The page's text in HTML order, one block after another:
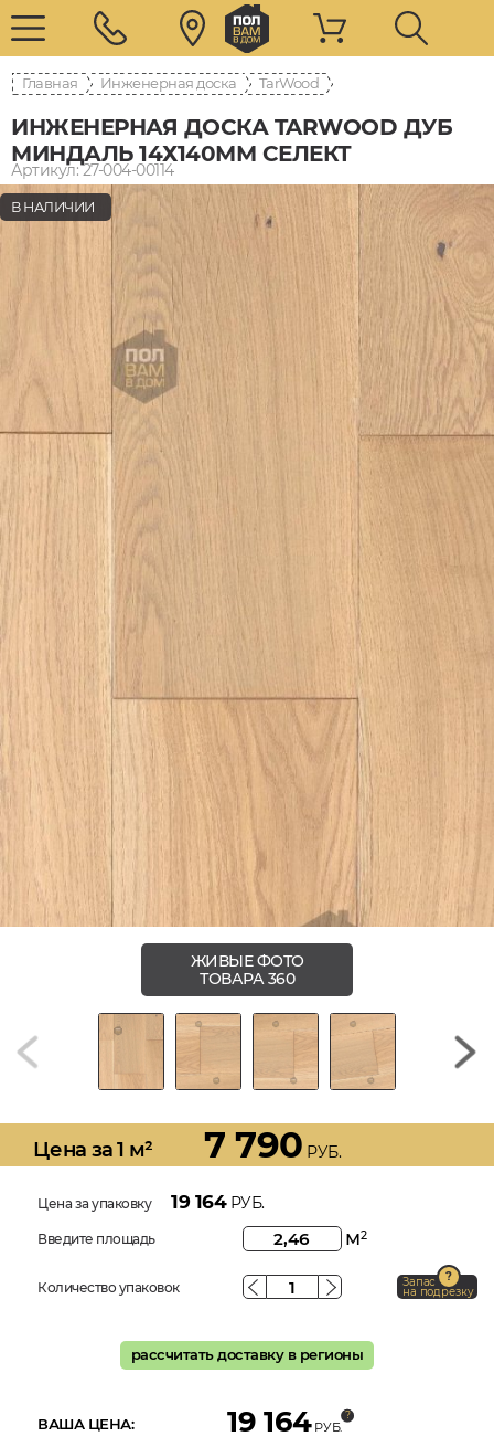
Главная Инженерная доска TarWood
ИНЖЕНЕРНАЯ ДОСКА TARWOOD ДУБ
МИНДАЛЬ 14Х140ММ СЕЛЕКТ
Артикул: 27-004-00114
В НАЛИЧИИ
ЖИВЫЕ ФОТО
ТОВАРА 360
Цена за 1 м² 7 790 РУБ.
Цена за упаковку 19 164РУБ.
Введите площадь м2
Количество упаковок Запас
на подрезку
рассчитать доставку в регионы
ВАША ЦЕНА: 19 164 РУБ.